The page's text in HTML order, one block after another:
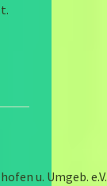
u. Umgeb. e.V.